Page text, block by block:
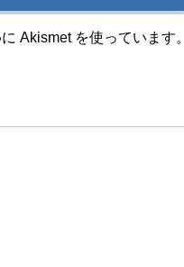
Akismet を使っています。